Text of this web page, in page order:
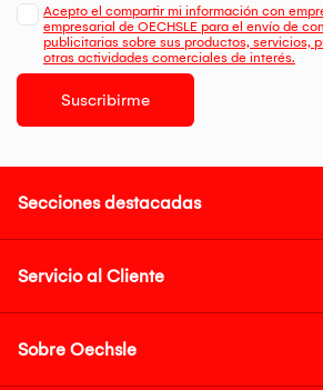
Acepto el compartir mi información con
empresarial de OECHSLE para el envío de
publicitarias sobre sus productos, servicios,
otras actividades comerciales de interés.
Suscribirme
Secciones destacadas
Servicio al Cliente
Sobre Oechsle